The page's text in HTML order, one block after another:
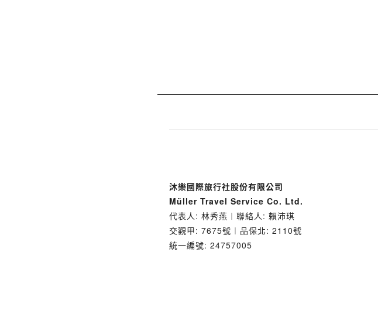
沐樂國際旅行社股份有限公司
Müller Travel Service Co. Ltd.
代表人: 林秀燕︱聯絡人: 賴沛琪
交觀甲: 7675號︱品保北: 2110號
統一編號: 24757005